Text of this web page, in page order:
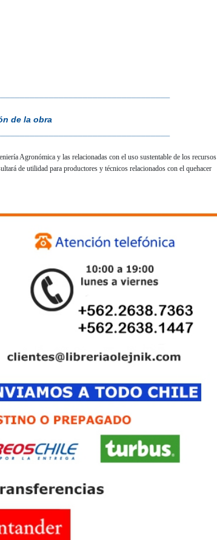
de la obra
Agronómica y las relacionadas con el uso sustentable de los recursos
de utilidad para productores y técnicos relacionados con el quehacer